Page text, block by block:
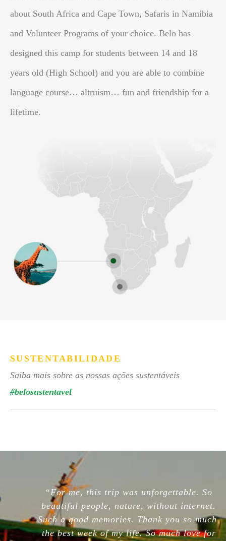
about South Africa and Cape Town, Safaris in Namibia
and Volunteer Programs of your choice. Belo has
designed this camp for students between 14 and 18
years old (High School) and you are able to combine
language course… altruism… fun and friendship for a
lifetime.
SUSTENTABILIDADE
Saiba mais sobre as nossas ações sustentáveis
#belosustentavel
“For me, this trip was unforgettable. So
beautiful people, nature, without internet.
Such a good memories. Thank you so much,
the best week of my life. So much love for